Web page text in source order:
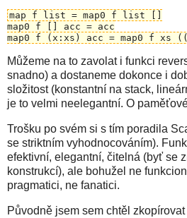
map f list = map0 f list []
map0 f [] acc = acc
map0 f (x:xs) acc = map0 f xs
Můžeme na to zavolat i funkci
snadno) a dostaneme dokonce i
složitost (konstantní na stack,
je to velmi neelegantní. O
Trošku po svém si s tím poradila
se striktním vyhodnocováním).
efektivní, elegantní, čitelná (byť se
konstrukcí), ale bohužel ne
pragmatici, ne fanatici.
Původně jsem sem chtěl